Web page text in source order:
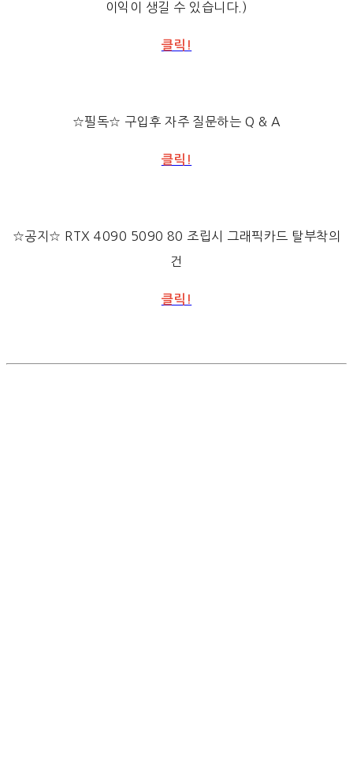
이익이 생길 수 있습니다.)
클릭!
☆필독☆ 구입후 자주 질문하는 Q & A
클릭!
☆공지☆ RTX 4090 5090 80 조립시 그래픽카드 탈부착의
건
클릭!